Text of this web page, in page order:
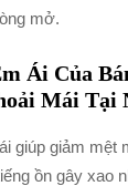
mở.
Ái Của
Mái Tại
giúp giảm mệt
ồn gây xao